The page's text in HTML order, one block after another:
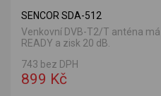
SENCOR SDA-512
Venkovní DVB-T2/T anténa
READY a zisk 20 dB.
743 bez DPH
899 Kč